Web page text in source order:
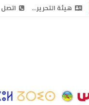
هيئة التحرير… اتصل